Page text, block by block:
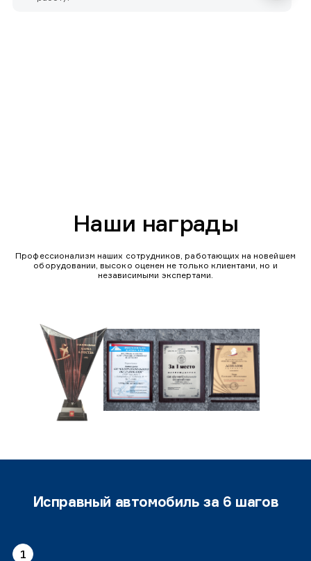
Наши награды
Профессионализм наших сотрудников, работающих на новейшем
оборудовании, высоко оценен не только клиентами, но и
независимыми экспертами.
Исправный автомобиль за 6 шагов
1